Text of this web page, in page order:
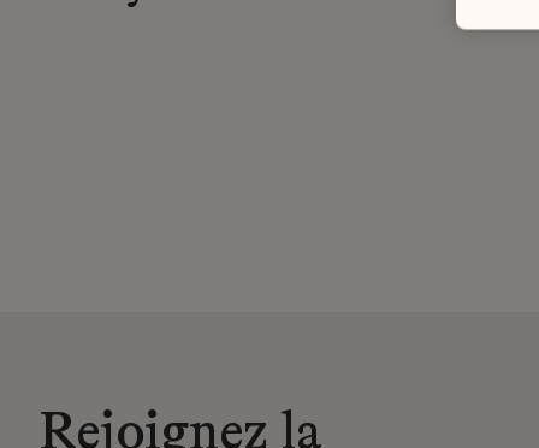
Rejoignez la